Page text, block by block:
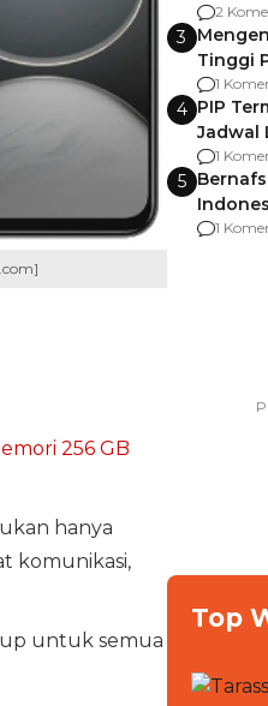
256 GB
hanya
komunikasi,
untuk semua
2
3
Tinggi
Usai
1
4 PIP
Jadwal
agar
1
5
1
Top